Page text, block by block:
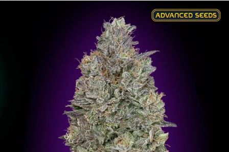
hasta
313,40 €